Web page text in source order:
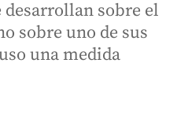
desarrollan sobre el
sobre uno de sus
una medida